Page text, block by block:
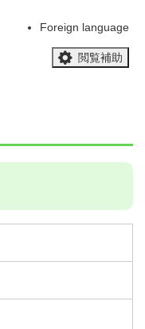
Foreign language
閲覧補助